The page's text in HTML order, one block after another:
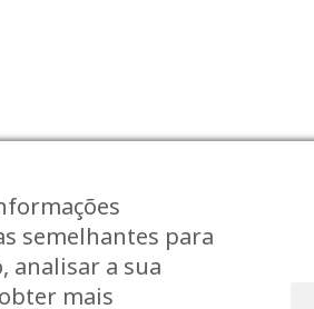
semelhantes para
analisar a sua
mais